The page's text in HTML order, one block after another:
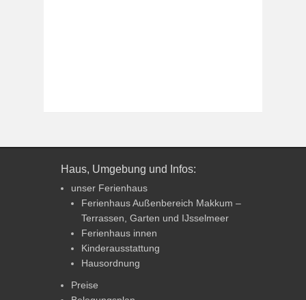
Haus, Umgebung und Infos:
unser Ferienhaus
Ferienhaus Außenbereich Makkum –
Terrassen, Garten und IJsselmeer
Ferienhaus innen
Kinderausstattung
Hausordnung
Preise